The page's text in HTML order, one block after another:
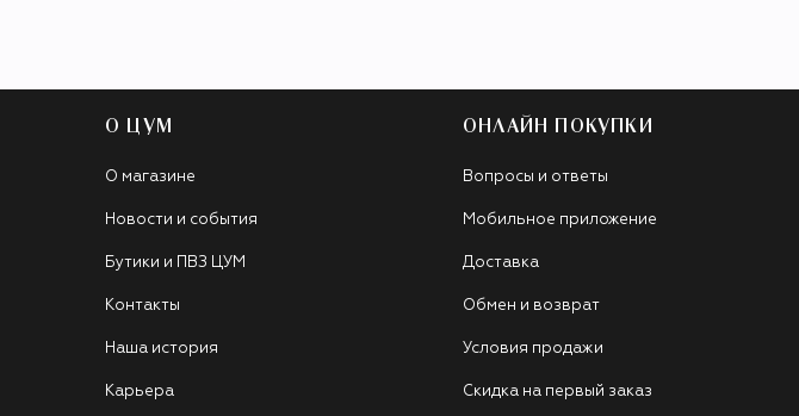
О ЦУМ
О магазине
Новости и события
Бутики и ПВЗ ЦУМ
Контакты
Наша история
Карьера
ОНЛАЙН ПОКУПКИ
Вопросы и ответы
Мобильное приложение
Доставка
Обмен и возврат
Условия продажи
Скидка на первый заказ